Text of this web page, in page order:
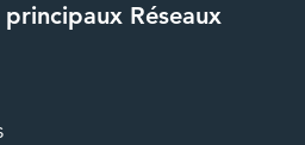
Réseaux